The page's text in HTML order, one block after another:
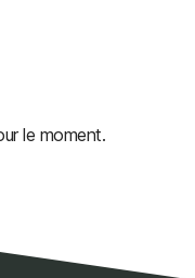
le moment.